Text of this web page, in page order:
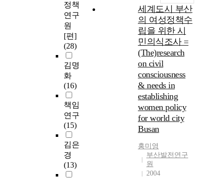
정책
연구
원
[편]
(28)
김명
화
(16)
책임
연구
(15)
김은
경
(13)
세계도시 부산
의 여성정책수
립을 위한 시
민의식조사 =
(The)research
on civil
consciousness
& needs in
establishing
women policy
for world city
Busan
홍미영
부산발전연구
원
2004